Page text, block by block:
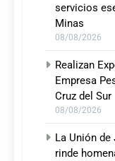
servicios
Minas
08/08/2026
Realizan
Empresa
Cruz del Sur
08/08/2026
La Unión
rinde